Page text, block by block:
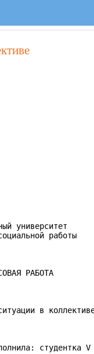
университет
работы
РАБОТА
в
студентка V